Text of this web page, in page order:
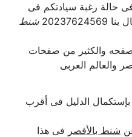
حالة رغبة سيادتكم فى
شنط
والكثير من صفحات
العربى
الدليل فى أقرب
شنط بالأقصرفى هذا